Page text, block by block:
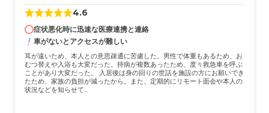
料金費用について
都心部は高いですから 特に安いとか高いとは思っていま
せん 普通だと思いますが年金だけではまかなえない
4.6
症状悪化時に迅速な医療連携と連絡
車がないとアクセスが難しい
耳が遠いため、本人との意思疎通に苦慮した。男性で体重もあるため、お
むつ替えや入浴も大変だった。持病が複数あったため、度々救急車を呼ぶ
ことがあり大変だった。 入居後は身の回りの世話を施設の方にお願いでき
たため、家族の負担が減ったから。また、定期的にリモート面会や本人の
状況などを知らせて...